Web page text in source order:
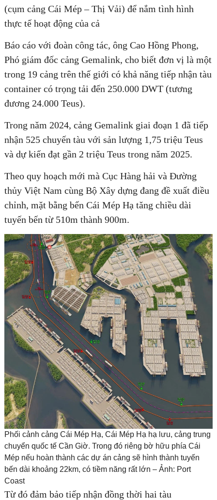
(cụm cảng Cái Mép – Thị Vải) để nắm tình hình
thực tế hoạt động của cả
Báo cáo với đoàn công tác, ông Cao Hồng Phong,
Phó giám đốc cảng Gemalink, cho biết đơn vị là một
trong 19 cảng trên thế giới có khả năng tiếp nhận tàu
container có trọng tải đến 250.000 DWT (tương
đương 24.000 Teus).
Trong năm 2024, cảng Gemalink giai đoạn 1 đã tiếp
nhận 525 chuyến tàu với sản lượng 1,75 triệu Teus
và dự kiến đạt gần 2 triệu Teus trong năm 2025.
Theo quy hoạch mới mà Cục Hàng hải và Đường
thủy Việt Nam cùng Bộ Xây dựng đang đề xuất điều
chỉnh, mặt bằng bến Cái Mép Hạ tăng chiều dài
tuyến bến từ 510m thành 900m.
Phối cảnh cảng Cái Mép Hạ, Cái Mép Hạ hạ lưu, cảng trung
chuyển quốc tế Cần Giờ. Trong đó riêng bờ hữu phía Cái
Mép nếu hoàn thành các dự án cảng sẽ hình thành tuyến
bến dài khoảng 22km, có tiềm năng rất lớn – Ảnh: Port
Coast
Từ đó đảm bảo tiếp nhận đồng thời hai tàu
ĐĂNG KÝ TƯ VẤN MIỄN PHÍ
HOÀN THÀNH
Đăng ký tư vấn trực tiếp 24/7: